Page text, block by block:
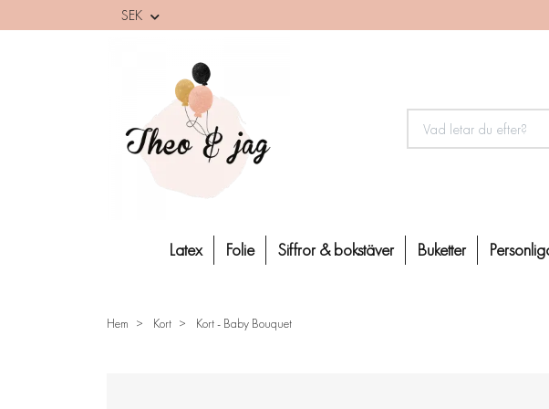
SEK
Latex Folie Siffror & bokstäver Buketter
Hem Kort Kort - Baby Bouquet